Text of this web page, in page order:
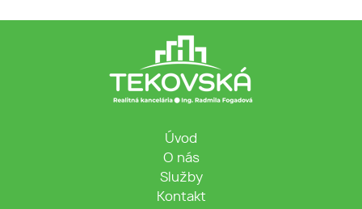
Úvod
O nás
Služby
Kontakt